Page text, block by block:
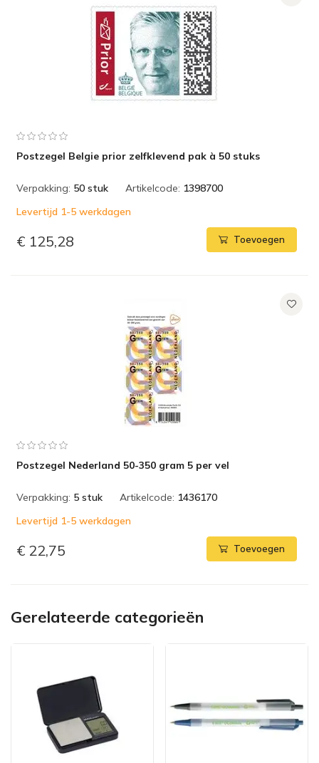
Postzegel Belgie prior zelfklevend pak à 50 stuks
Verpakking: 50 stuk Artikelcode: 1398700
Levertijd 1-5 werkdagen
€ 125,28 Toevoegen
Postzegel Nederland 50-350 gram 5 per vel
Verpakking: 5 stuk Artikelcode: 1436170
Levertijd 1-5 werkdagen
€ 22,75 Toevoegen
Gerelateerde categorieën